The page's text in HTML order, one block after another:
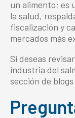
un alimento; es
la salud,
fiscalización y
mercados más
Si deseas
industria del
sección de blogs